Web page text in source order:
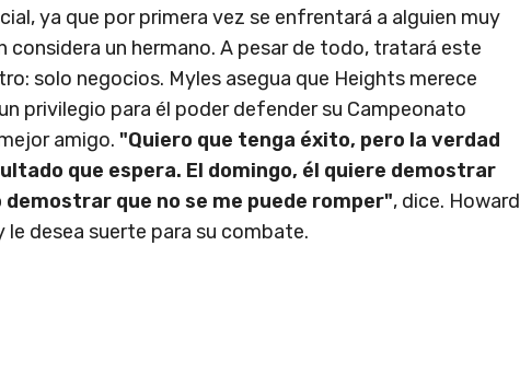
ya que por primera vez se enfrentará a alguien muy
considera un hermano. A pesar de todo, tratará este
solo negocios. Myles asegua que Heights merece
privilegio para él poder defender su Campeonato
amigo. "Quiero que tenga éxito, pero la verdad
que espera. El domingo, él quiere demostrar
demostrar que no se me puede romper", dice. Howard
desea suerte para su combate.